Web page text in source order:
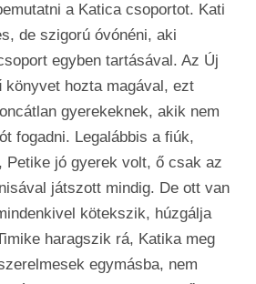
a Katica csoportot. Kati
de szigorú óvónéni, aki
egyben tartásával. Az Új
hozta magával, ezt
gyerekeknek, akik nem
fogadni. Legalábbis a fiúk,
Petike jó gyerek volt, ő csak az
játszott mindig. De ott van
kötekszik, húzgálja
haragszik rá, Katika meg
egymásba, nem